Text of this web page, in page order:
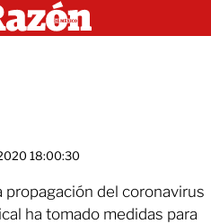
18:00:30
propagación del coronavirus
ha tomado medidas para